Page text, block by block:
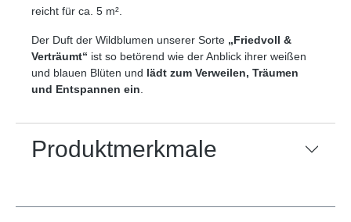
reicht für ca. 5 m².
Der Duft der Wildblumen unserer Sorte „Friedvoll &
Verträumt“ ist so betörend wie der Anblick ihrer weißen
und blauen Blüten und lädt zum Verweilen, Träumen
und Entspannen ein
Produktmerkmale